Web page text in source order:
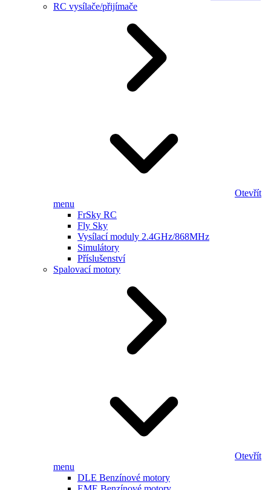
RC vysílače/přijímače
Otevřít
menu
FrSky RC
Fly Sky
Vysílací moduly 2.4GHz/868MHz
Simulátory
Příslušenství
Spalovací motory
Otevřít
menu
DLE Benzínové motory